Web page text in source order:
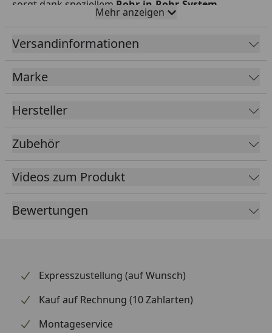
sorgt dank speziellem Rohr-in-Rohr-System
gleichzeitig für angenehme Wärme.
Funktionsweise des Rohr-in-Rohr-System:
Mehr anzeigen
Versandinformationen
Marke
Hersteller
Zubehör
Videos zum Produkt
Bewertungen
Expresszustellung (auf Wunsch)
Kauf auf Rechnung (10 Zahlarten)
Montageservice